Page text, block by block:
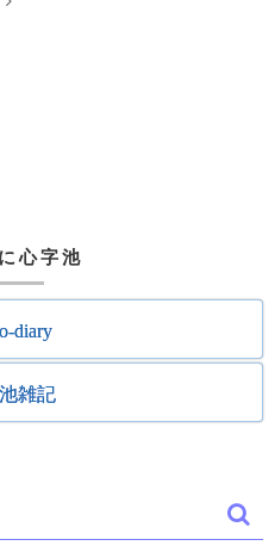
心字池
diary
雑記